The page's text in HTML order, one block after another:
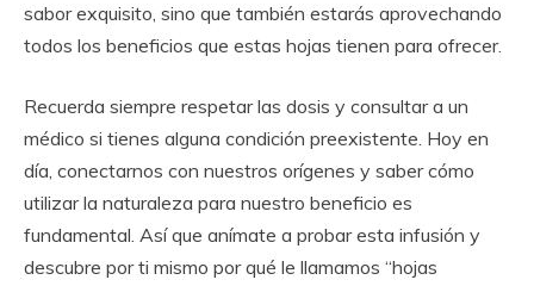
sabor exquisito, sino que también estarás aprovechando
todos los beneficios que estas hojas tienen para ofrecer.
Recuerda siempre respetar las dosis y consultar a un
médico si tienes alguna condición preexistente. Hoy en
día, conectarnos con nuestros orígenes y saber cómo
utilizar la naturaleza para nuestro beneficio es
fundamental. Así que anímate a probar esta infusión y
descubre por ti mismo por qué le llamamos “hojas